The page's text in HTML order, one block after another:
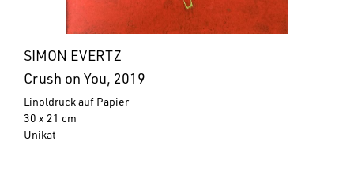
SIMON EVERTZ
Crush on You, 2019
Linoldruck auf Papier
30 x 21 cm
Unikat